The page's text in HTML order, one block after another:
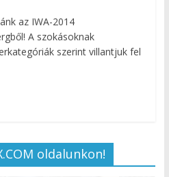
az IWA-2014
A szokásoknak
szerint villantjuk fel
oldalunkon!